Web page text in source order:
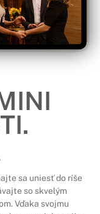
sa uniesť do ríše
so skvelým
Vďaka svojmu